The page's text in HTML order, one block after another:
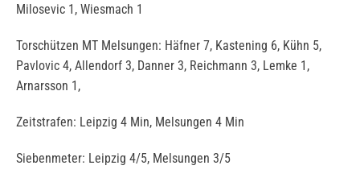
Milosevic 1, Wiesmach 1
Torschützen MT Melsungen: Häfner 7, Kastening 6, Kühn 5,
Pavlovic 4, Allendorf 3, Danner 3, Reichmann 3, Lemke 1,
Arnarsson 1,
Zeitstrafen: Leipzig 4 Min, Melsungen 4 Min
Siebenmeter: Leipzig 4/5, Melsungen 3/5